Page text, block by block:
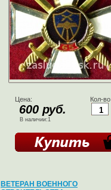
Цена:
600 руб.
В наличии:1
Кол-
ВЕТЕРАН ВОЕННОГО